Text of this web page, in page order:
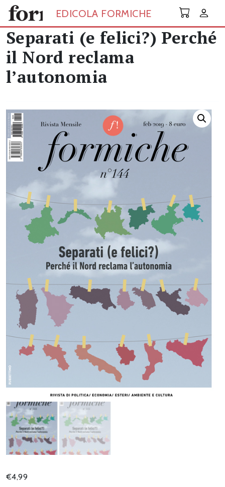
Skip to main content
EDICOLA FORMICHE
Separati (e felici?) Perché
il Nord reclama
l’autonomia
€4,99